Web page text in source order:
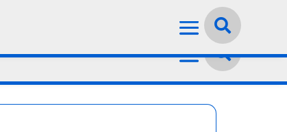
Español

